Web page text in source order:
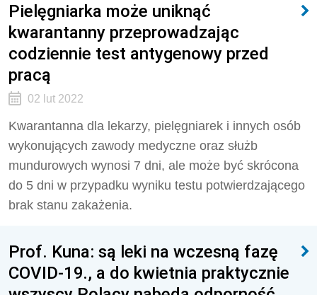
Pielęgniarka może uniknąć
kwarantanny przeprowadzając
codziennie test antygenowy przed
pracą
02 lut 2022
Kwarantanna dla lekarzy, pielęgniarek i innych osób
wykonujących zawody medyczne oraz służb
mundurowych wynosi 7 dni, ale może być skrócona
do 5 dni w przypadku wyniku testu potwierdzającego
brak stanu zakażenia.
Prof. Kuna: są leki na wczesną fazę
COVID-19., a do kwietnia praktycznie